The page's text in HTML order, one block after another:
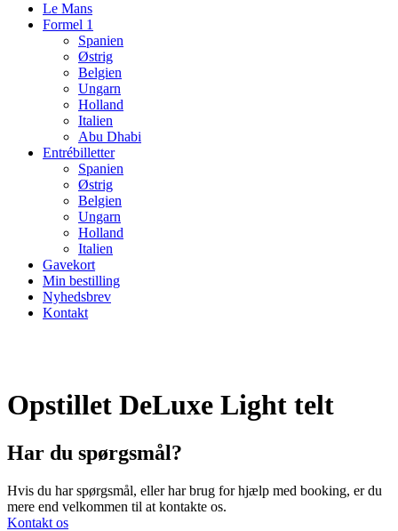
Le Mans
Formel 1
Spanien
Østrig
Belgien
Ungarn
Holland
Italien
Abu Dhabi
Entrébilletter
Spanien
Østrig
Belgien
Ungarn
Holland
Italien
Gavekort
Min bestilling
Nyhedsbrev
Kontakt
Opstillet DeLuxe Light telt
Har du spørgsmål?
Hvis du har spørgsmål, eller har brug for hjælp med booking, er du
mere end velkommen til at kontakte os.
Kontakt os